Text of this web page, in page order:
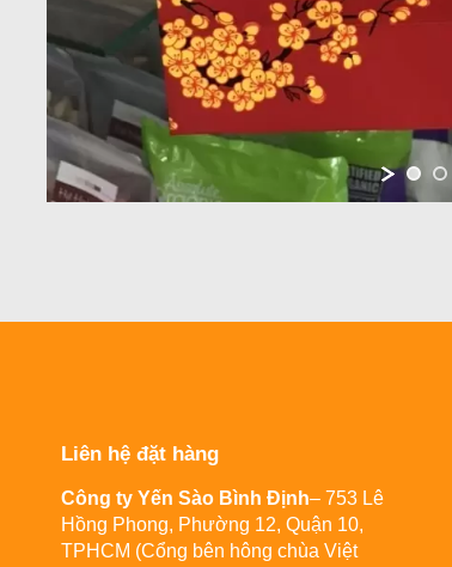
Liên hệ đặt hàng
Công ty Yến Sào Bình Định– 753 Lê
Hồng Phong, Phường 12, Quận 10,
TPHCM (Cổng bên hông chùa Việt